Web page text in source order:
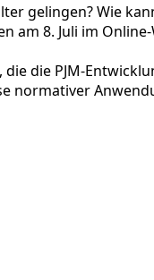
gelingen? Wie
am 8. Juli im
die PJM-
normativer